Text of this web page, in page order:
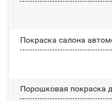
Покраска салона
Порошковая покраска